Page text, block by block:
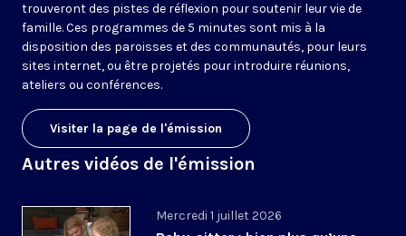
trouveront des pistes de réflexion pour soutenir leur vie de
famille. Ces programmes de 5 minutes sont mis à la
disposition des paroisses et des communautés, pour leurs
sites internet, ou être projetés pour introduire réunions,
ateliers ou conférences.
Visiter la page de l'émission
Autres vidéos de l'émission
Mercredi 1 juillet 2026